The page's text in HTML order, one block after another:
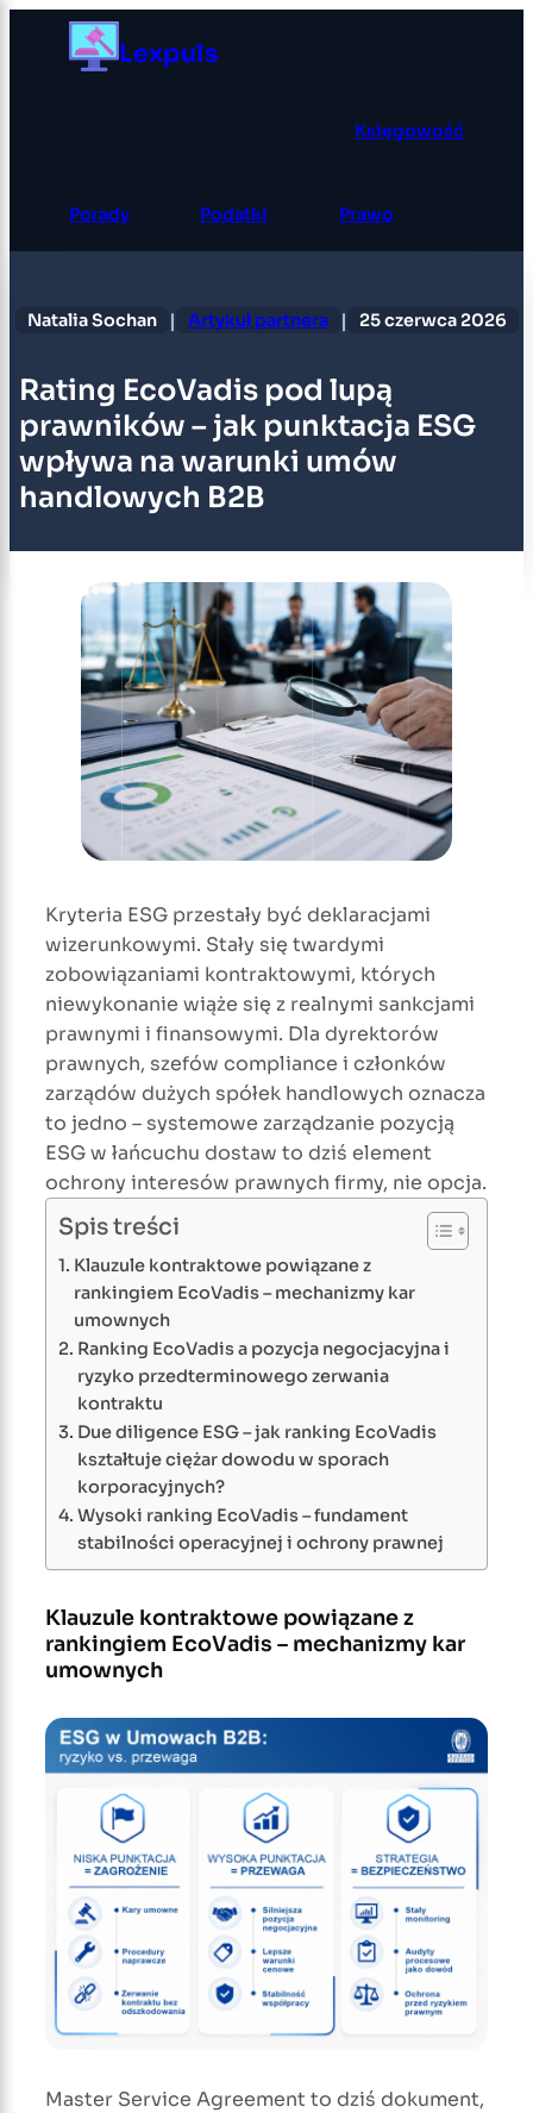
Przejdź
Lexpuls
Księgowość
Porady Podatki Prawo
Natalia Sochan | Artykuł partnera | 25 czerwca 2026
Rating EcoVadis pod lupą
prawników – jak punktacja ESG
wpływa na warunki umów
handlowych B2B
Kryteria ESG przestały być deklaracjami
wizerunkowymi. Stały się twardymi
zobowiązaniami kontraktowymi, których
niewykonanie wiąże się z realnymi sankcjami
prawnymi i finansowymi. Dla dyrektorów
prawnych, szefów compliance i członków
zarządów dużych spółek handlowych oznacza
to jedno – systemowe zarządzanie pozycją
ESG w łańcuchu dostaw to dziś element
ochrony interesów prawnych firmy, nie opcja.
Spis treści
Klauzule kontraktowe powiązane z
rankingiem EcoVadis – mechanizmy kar
umownych
Ranking EcoVadis a pozycja negocjacyjna i
ryzyko przedterminowego zerwania
kontraktu
Due diligence ESG – jak ranking EcoVadis
kształtuje ciężar dowodu w sporach
korporacyjnych?
Wysoki ranking EcoVadis – fundament
stabilności operacyjnej i ochrony prawnej
Klauzule kontraktowe powiązane z
rankingiem EcoVadis – mechanizmy kar
umownych
Master Service Agreement to dziś dokument,